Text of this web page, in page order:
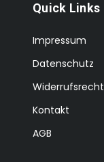
Quick Links
Impressum
Datenschutz
Widerrufsrecht
Kontakt
AGB